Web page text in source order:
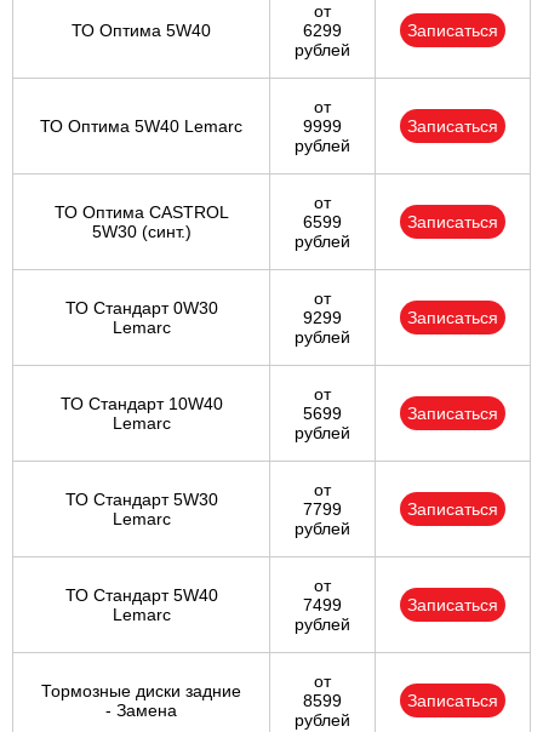
ТО Оптима 5W40
от
6299
рублей
Записаться
ТО Оптима 5W40 Lemarc
от
9999
рублей
Записаться
ТО Оптима CASTROL
5W30 (синт.)
от
6599
рублей
Записаться
ТО Стандарт 0W30
Lemarc
от
9299
рублей
Записаться
ТО Стандарт 10W40
Lemarc
от
5699
рублей
Записаться
ТО Стандарт 5W30
Lemarc
от
7799
рублей
Записаться
ТО Стандарт 5W40
Lemarc
от
7499
рублей
Записаться
Тормозные диски задние
- Замена
от
8599
рублей
Записаться